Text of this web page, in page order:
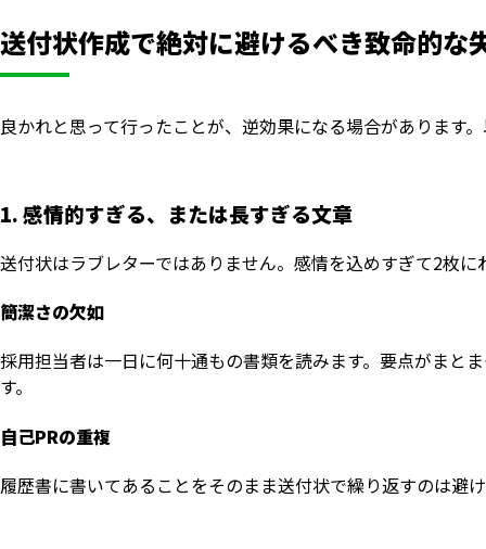
送付状作成で絶対に避けるべき致命的な
良かれと思って行ったことが、逆効果になる場合があります
1. 感情的すぎる、または長すぎる文章
送付状はラブレターではありません。感情を込めすぎて2枚
簡潔さの欠如
採用担当者は一日に何十通もの書類を読みます。要点がまと
す。
自己PRの重複
履歴書に書いてあることをそのまま送付状で繰り返すのは避